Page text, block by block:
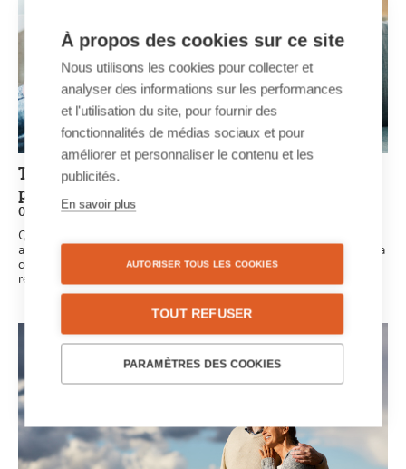
Trucs et astuces pour un journal de jubilé
personnalisé
05/06/2020 - 11:27
Que vous soyez ensemble depuis un an, cinq ans ou soixante
ans… Chaque anniversaire de mariage est une étape importante à
célébrer. Voilà quelques trucs et astuces pour votre journal de
retraite personnalisé !
À propos des cookies sur ce site
Nous utilisons les cookies pour collecter et
analyser des informations sur les performances
et l'utilisation du site, pour fournir des
fonctionnalités de médias sociaux et pour
améliorer et personnaliser le contenu et les
publicités.
En savoir plus
AUTORISER TOUS LES COOKIES
TOUT REFUSER
PARAMÈTRES DES COOKIES